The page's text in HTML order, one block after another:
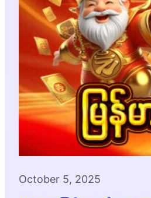
October 5, 2025